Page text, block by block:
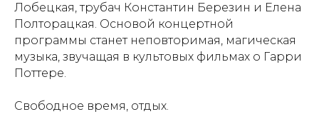
Лобецкая, трубач Константин Березин и Елена
Полторацкая. Основой концертной
программы станет неповторимая, магическая
музыка, звучащая в культовых фильмах о Гарри
Поттере.
Свободное время, отдых.